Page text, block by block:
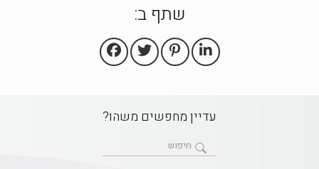
שתף ב:
עדיין מחפשים משהו?